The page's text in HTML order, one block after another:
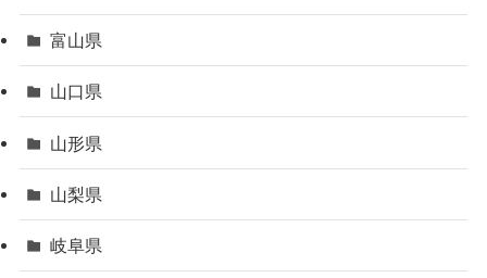
富山県
山口県
山形県
山梨県
岐阜県